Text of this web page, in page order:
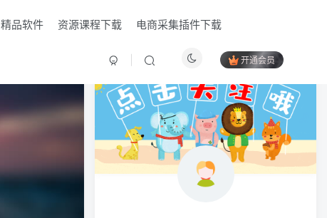
精品软件 资源课程下载 电商采集插件下载
开通会员